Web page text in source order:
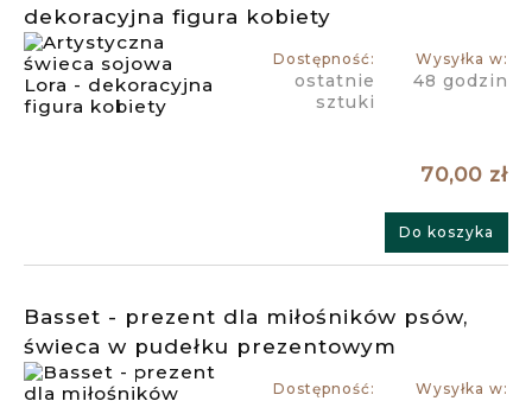
dekoracyjna figura kobiety
Dostępność:
ostatnie
sztuki
Wysyłka w:
48 godzin
70,00 zł
Do koszyka
Basset - prezent dla miłośników psów,
świeca w pudełku prezentowym
Dostępność: Wysyłka w: